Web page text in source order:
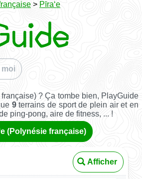
> Pīraʻe
moi
? Ça tombe bien, PlayGuide
9terrains de sport de plein air et en
ping-pong, aire de fitness, ... !
(Polynésie française)
Afficher